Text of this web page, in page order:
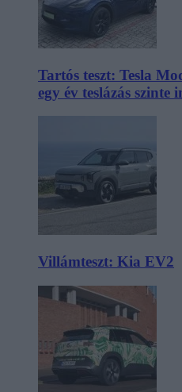
Tartós teszt: Tesla
egy év teslázás szinte
Villámteszt: Kia EV2